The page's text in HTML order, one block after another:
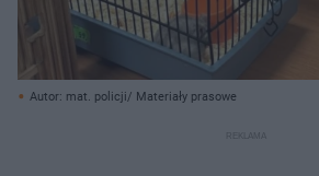
Autor: mat. policji/ Materiały prasowe